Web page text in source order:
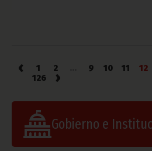
‹ 1 2 9 10 11 12
126
›
Gobierno e